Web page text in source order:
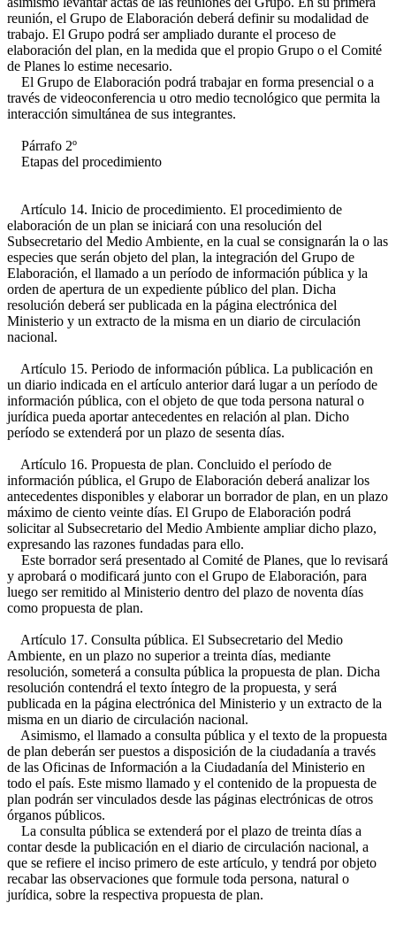
reunión, el Grupo de Elaboración deberá definir su modalidad de
trabajo. El Grupo podrá ser ampliado durante el proceso de
elaboración del plan, en la medida que el propio Grupo o el Comité
de Planes lo estime necesario.
El Grupo de Elaboración podrá trabajar en forma presencial o a
través de videoconferencia u otro medio tecnológico que permita la
interacción simultánea de sus integrantes.
Párrafo 2º
Etapas del procedimiento
Artículo 14. Inicio de procedimiento. El procedimiento de
elaboración de un plan se iniciará con una resolución del
Subsecretario del Medio Ambiente, en la cual se consignarán la o las
especies que serán objeto del plan, la integración del Grupo de
Elaboración, el llamado a un período de información pública y la
orden de apertura de un expediente público del plan. Dicha
resolución deberá ser publicada en la página electrónica del
Ministerio y un extracto de la misma en un diario de circulación
nacional.
Artículo 15. Periodo de información pública. La publicación en
un diario indicada en el artículo anterior dará lugar a un período de
información pública, con el objeto de que toda persona natural o
jurídica pueda aportar antecedentes en relación al plan. Dicho
período se extenderá por un plazo de sesenta días.
Artículo 16. Propuesta de plan. Concluido el período de
información pública, el Grupo de Elaboración deberá analizar los
antecedentes disponibles y elaborar un borrador de plan, en un plazo
máximo de ciento veinte días. El Grupo de Elaboración podrá
solicitar al Subsecretario del Medio Ambiente ampliar dicho plazo,
expresando las razones fundadas para ello.
Este borrador será presentado al Comité de Planes, que lo revisará
y aprobará o modificará junto con el Grupo de Elaboración, para
luego ser remitido al Ministerio dentro del plazo de noventa días
como propuesta de plan.
Artículo 17. Consulta pública. El Subsecretario del Medio
Ambiente, en un plazo no superior a treinta días, mediante
resolución, someterá a consulta pública la propuesta de plan. Dicha
resolución contendrá el texto íntegro de la propuesta, y será
publicada en la página electrónica del Ministerio y un extracto de la
misma en un diario de circulación nacional.
Asimismo, el llamado a consulta pública y el texto de la propuesta
de plan deberán ser puestos a disposición de la ciudadanía a través
de las Oficinas de Información a la Ciudadanía del Ministerio en
todo el país. Este mismo llamado y el contenido de la propuesta de
plan podrán ser vinculados desde las páginas electrónicas de otros
órganos públicos.
La consulta pública se extenderá por el plazo de treinta días a
contar desde la publicación en el diario de circulación nacional, a
que se refiere el inciso primero de este artículo, y tendrá por objeto
recabar las observaciones que formule toda persona, natural o
jurídica, sobre la respectiva propuesta de plan.